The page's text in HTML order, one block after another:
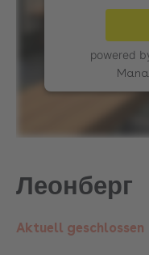
powered
Леонберг
Aktuell geschlossen